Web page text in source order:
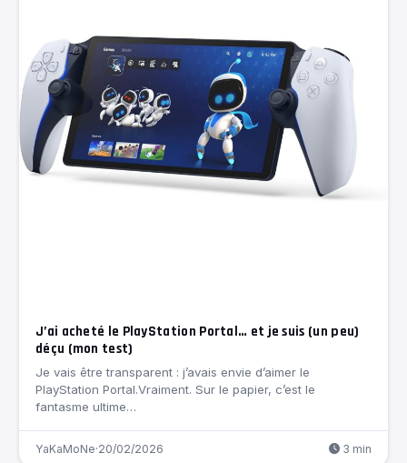
J’ai acheté le PlayStation Portal… et je suis (un peu)
déçu (mon test)
Je vais être transparent : j’avais envie d’aimer le
PlayStation Portal.Vraiment. Sur le papier, c’est le
fantasme ultime…
YaKaMoNe·20/02/2026 3 min